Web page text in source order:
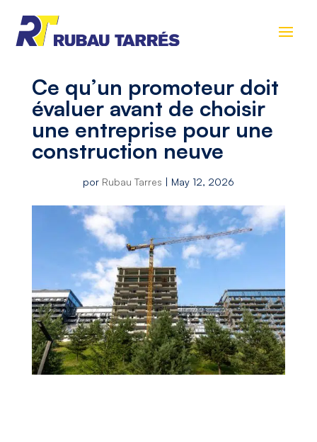
Ce qu’un promoteur doit
évaluer avant de choisir
une entreprise pour une
construction neuve
por Rubau Tarres | May 12, 2026